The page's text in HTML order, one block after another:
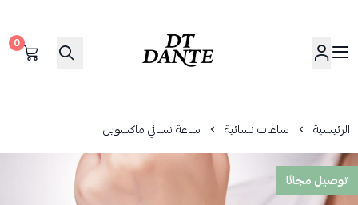
دانتي | DANTE
0
الرئيسية ساعات نسائية ساعة نسائي ماكسويل
توصيل مجانًا